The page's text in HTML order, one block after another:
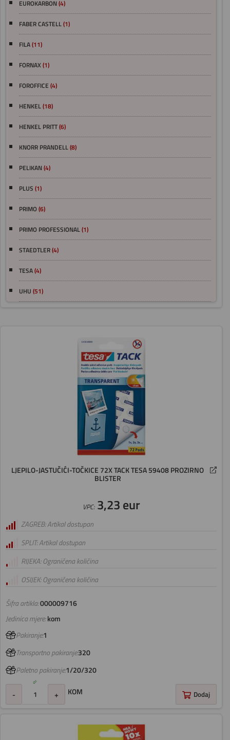
EUROKARBON(4)
FABER CASTELL(1)
FILA(11)
FORNAX(1)
FOROFFICE (4)
HENKEL(18)
HENKEL PRITT(6)
KNORR PRANDELL(8)
PELIKAN(4)
PLUS (1)
PRIMO(6)
PRIMO PROFESSIONAL(1)
STAEDTLER(4)
TESA(4)
UHU (51)
LJEPILO-JASTUČIĆI-TOČKICE 72X TACK TESA 59408 PROZIRNO
BLISTER
Šifra artikla:000009716
VPC:3,23 eur
ZAGREB: Artikal dostupan
SPLIT: Artikal dostupan
RIJEKA: Ograničena količina
OSIJEK: Ograničena količina
Jedinica mjere:kom
Pakiranje:1
Transportno pakiranje:320
Paletno pakiranje:1/20/320
- + KOM Dodaj